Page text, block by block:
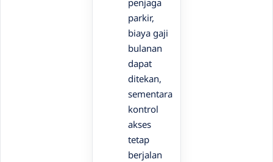
penjaga
parkir,
biaya gaji
bulanan
dapat
ditekan,
sementara
kontrol
akses
tetap
berjalan